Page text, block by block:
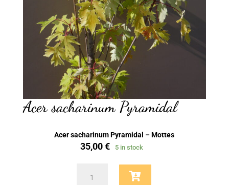
Acer sacharinum Pyramidal
Acer sacharinum Pyramidal – Mottes
35,00€ 5 in stock
sacharinum